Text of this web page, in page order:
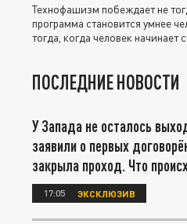
Технофашизм побеждает не
программа становится умнее
тогда, когда человек начинает
ПОСЛЕДНИЕ НОВОСТИ
У Запада не осталось
заявили о первых
закрыла проход. Что
17:05 ЭКСКЛЮЗИВ